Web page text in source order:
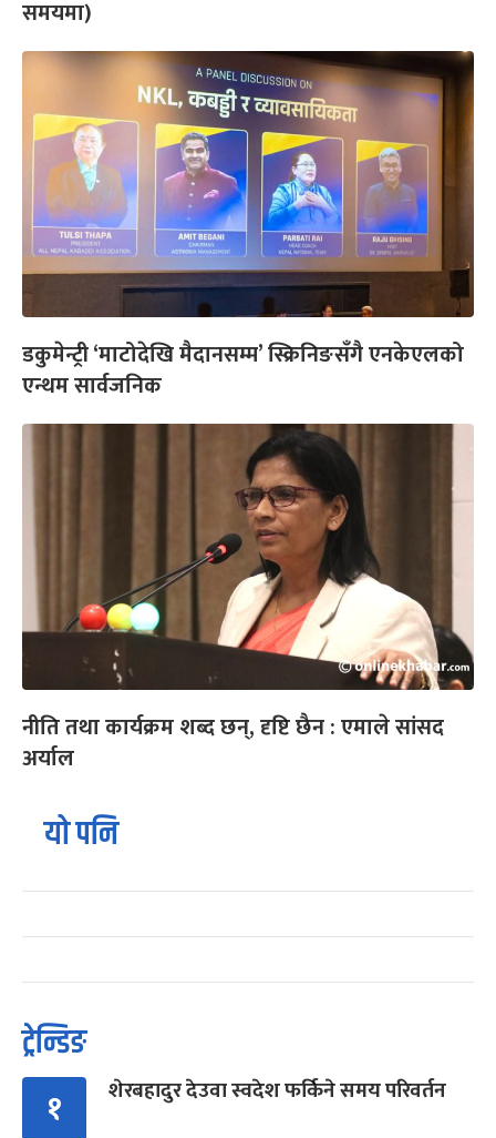
समयमा)
डकुमेन्ट्री ‘माटोदेखि मैदानसम्म’ स्क्रिनिङसँगै एनकेएलको
एन्थम सार्वजनिक
नीति तथा कार्यक्रम शब्द छन्, दृष्टि छैन : एमाले सांसद
अर्याल
यो पनि
ट्रेन्डिङ
१ शेरबहादुर देउवा स्वदेश फर्किने समय परिवर्तन